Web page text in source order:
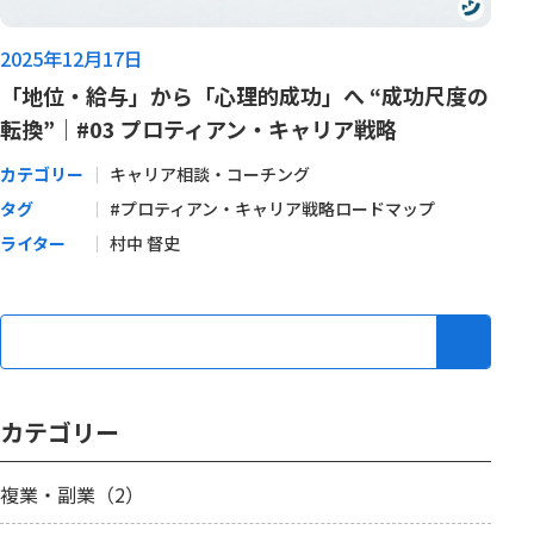
2025年12月17日
「地位・給与」から「心理的成功」へ “成功尺度の
転換”｜#03 プロティアン・キャリア戦略
カテゴリー
キャリア相談・コーチング
タグ
#プロティアン・キャリア戦略ロードマップ
ライター
村中 督史
カテゴリー
複業・副業（2）